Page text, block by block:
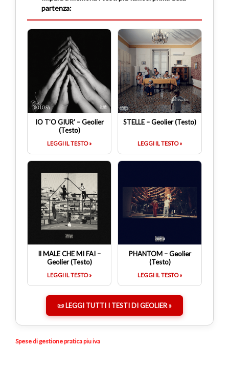
partenza:
IO T’O GIUR’ – Geolier
(Testo)
LEGGI IL TESTO »
STELLE – Geolier (Testo)
LEGGI IL TESTO »
Il MALE CHE MI FAI –
Geolier (Testo)
LEGGI IL TESTO »
PHANTOM – Geolier
(Testo)
LEGGI IL TESTO »
📜 LEGGI TUTTI I TESTI DI GEOLIER »
Spese di gestione pratica piu iva